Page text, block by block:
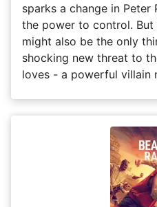
sparks a change in Peter
the power to control.
might also be the only
shocking new threat to
loves - a powerful villain